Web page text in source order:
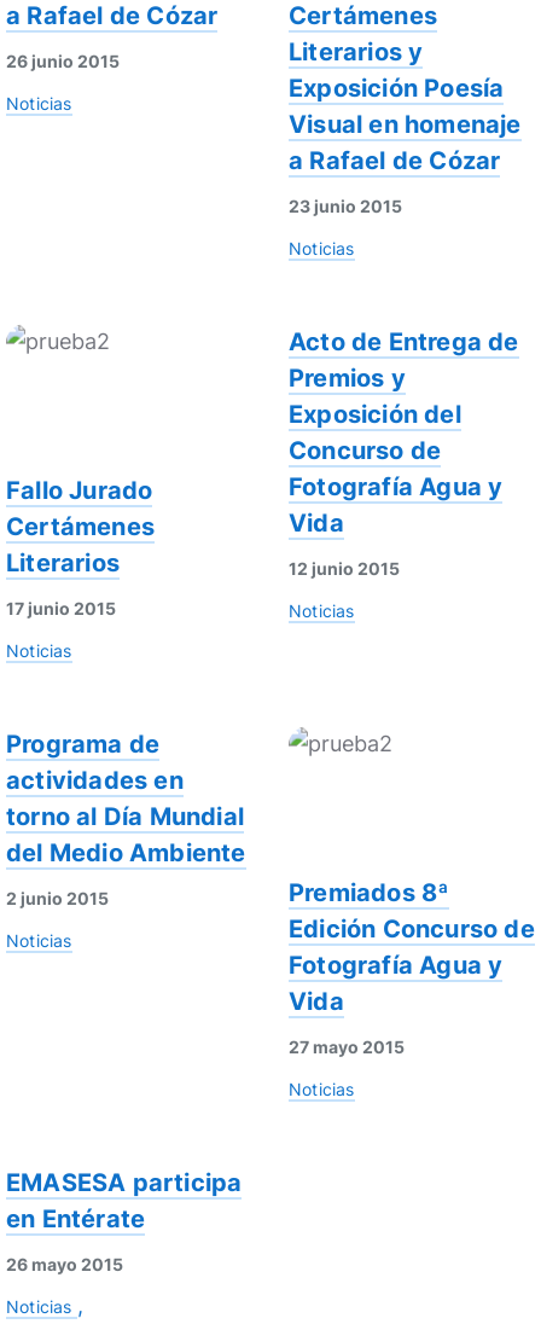
a Rafael de Cózar
26 junio 2015
Noticias
Certámenes
Literarios y
Exposición Poesía
Visual en homenaje
a Rafael de Cózar
23 junio 2015
Noticias
Fallo Jurado
Certámenes
Literarios
17 junio 2015
Noticias
Acto de Entrega de
Premios y
Exposición del
Concurso de
Fotografía Agua y
Vida
12 junio 2015
Noticias
Programa de
actividades en
torno al Día Mundial
del Medio Ambiente
2 junio 2015
Noticias
Premiados 8ª
Edición Concurso de
Fotografía Agua y
Vida
27 mayo 2015
Noticias
EMASESA participa
en Entérate
26 mayo 2015
Noticias